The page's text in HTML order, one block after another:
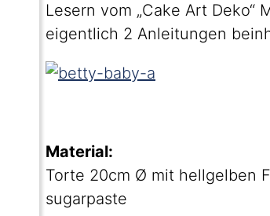
Lesern vom „Cake Art
eigentlich 2 Anleitungen
Material:
Torte 20cm Ø mit hellgelben
sugarpaste